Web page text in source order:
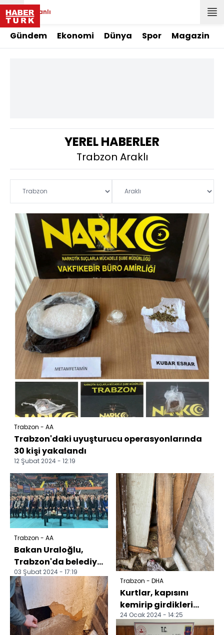
Canlı
Gündem Ekonomi Dünya Spor Magazin
YEREL HABERLER
Trabzon Araklı
Trabzon - AA
Trabzon'daki uyuşturucu operasyonlarında
30 kişi yakalandı
12 Şubat 2024 - 12:19
Trabzon - AA
Bakan Uraloğlu,
Trabzon'da belediye
başkan adayları
tanıtım töreninde
konuş...
03 Şubat 2024 - 17:19
Trabzon - DHA
Kurtlar, kapısını
kemirip girdikleri
ahırlarda 30
küçükbaşı öldürdü
24 Ocak 2024 - 14:25